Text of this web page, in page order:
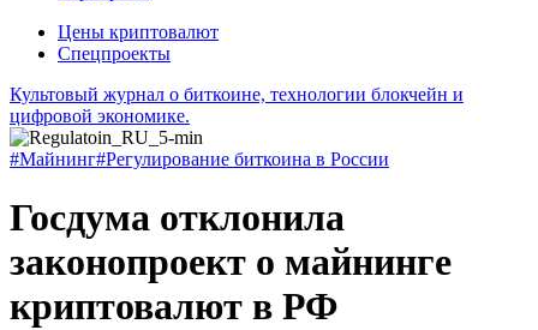
Цены криптовалют
Спецпроекты
Культовый журнал о биткоине, технологии блокчейн и
цифровой экономике.
#Майнинг#Регулирование биткоина в России
Госдума отклонила
законопроект о майнинге
криптовалют в РФ